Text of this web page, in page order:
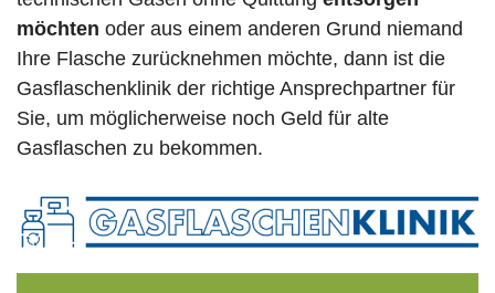
möchten oder aus einem anderen Grund niemand
Ihre Flasche zurücknehmen möchte, dann ist die
Gasflaschenklinik der richtige Ansprechpartner für
Sie, um möglicherweise noch Geld für alte
Gasflaschen zu bekommen.